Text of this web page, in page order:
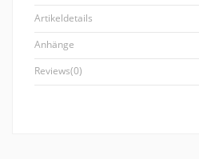
Artikeldetails
Anhänge
Reviews(0)